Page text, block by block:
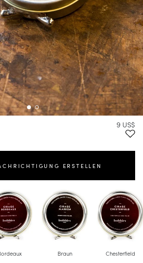
9 US$
ERSTELLEN
Braun Chesterfield